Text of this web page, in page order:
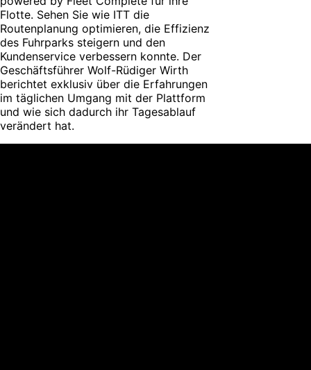
Flotte. Sehen Sie wie ITT die
Routenplanung optimieren, die Effizienz
des Fuhrparks steigern und den
Kundenservice verbessern konnte. Der
Geschäftsführer Wolf-Rüdiger Wirth
berichtet exklusiv über die Erfahrungen
im täglichen Umgang mit der Plattform
und wie sich dadurch ihr Tagesablauf
verändert hat.